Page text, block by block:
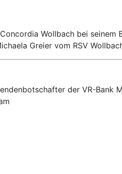
Wollbach bei
Greier vom RSV
der VR-Bank